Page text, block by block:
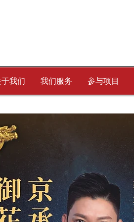
我们 我们服务 参与项目